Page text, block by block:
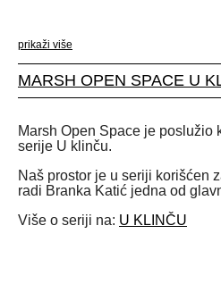
prikaži više
MARSH OPEN SPACE U
Marsh Open Space je poslužio
serije U klinču.
Naš prostor je u seriji korišćen
radi Branka Katić jedna od
Više o seriji na: U KLINČU